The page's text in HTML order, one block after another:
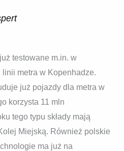
testowane m.in. w
metra w Kopenhadze.
już pojazdy dla metra w
korzysta 11 mln
tego typu składy mają
Miejską. Również polskie
ma już na